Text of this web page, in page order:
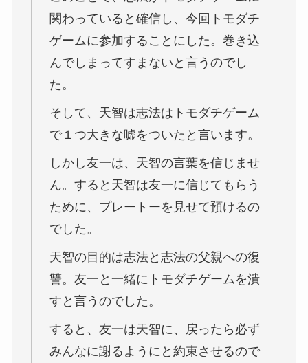
関わっていると確信し、今回トモダチ
ゲームに参加することにした。巻き込
んでしまってすまないと言うのでし
た。
そして、天智は志法はトモダチゲーム
で１つ大きな嘘をついたと言います。
しかし友一は、天智の言葉を信じませ
ん。すると天智は友一に信じてもらう
ために、プレートーを見せて預けるの
でした。
天智の目的は志法と志法の父親への復
讐。友一と一緒にトモダチゲームを潰
すと言うのでした。
すると、友一は天智に、戻ったら必ず
みんなに謝るようにと約束させるので